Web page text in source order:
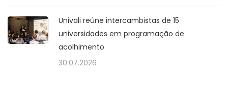
Univali reúne intercambistas de 15
universidades em programação de
acolhimento
30.07.2026